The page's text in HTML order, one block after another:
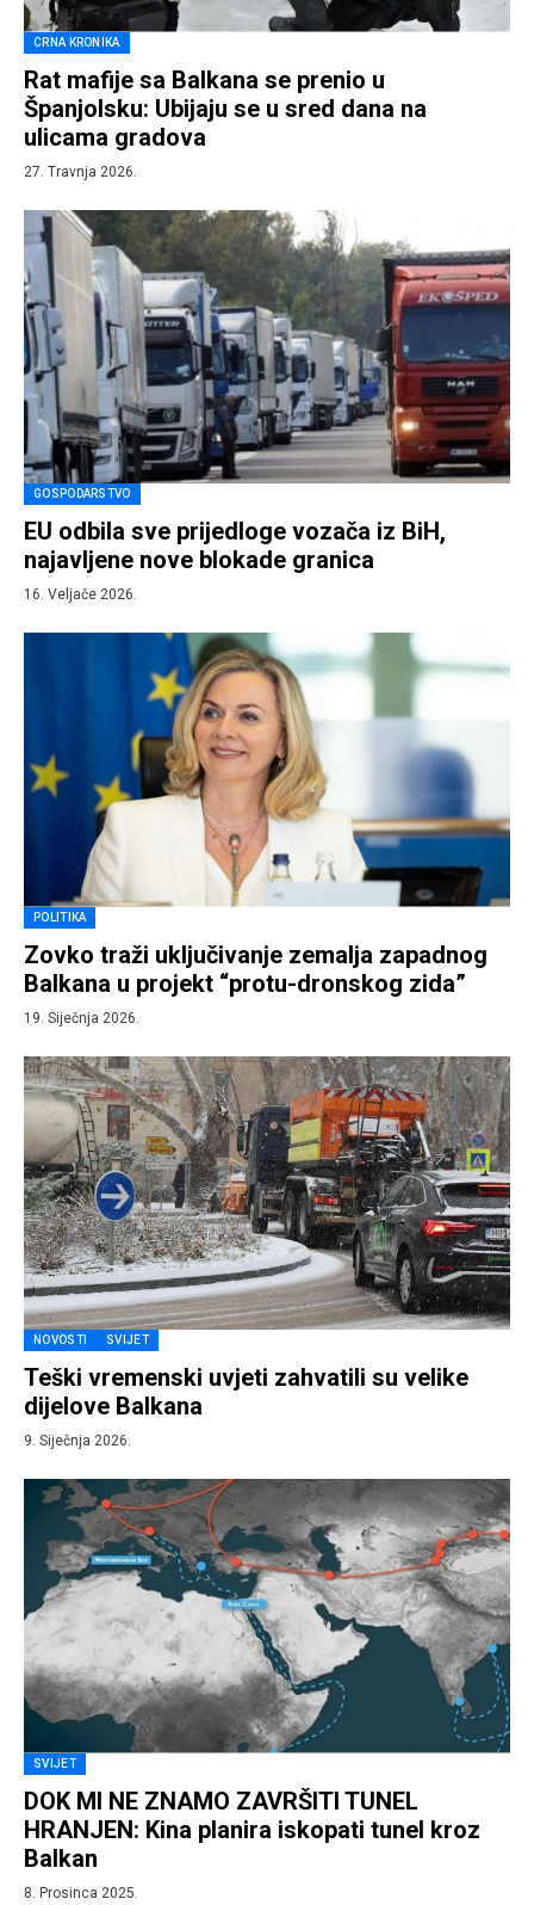
CRNA KRONIKA
Rat mafije sa Balkana se prenio u
Španjolsku: Ubijaju se u sred dana na
ulicama gradova
27. Travnja 2026.
GOSPODARSTVO
EU odbila sve prijedloge vozača iz BiH,
najavljene nove blokade granica
16. Veljače 2026.
POLITIKA
Zovko traži uključivanje zemalja zapadnog
Balkana u projekt “protu-dronskog zida”
19. Siječnja 2026.
NOVOSTI SVIJET
Teški vremenski uvjeti zahvatili su velike
dijelove Balkana
9. Siječnja 2026.
SVIJET
DOK MI NE ZNAMO ZAVRŠITI TUNEL
HRANJEN: Kina planira iskopati tunel kroz
Balkan
8. Prosinca 2025.